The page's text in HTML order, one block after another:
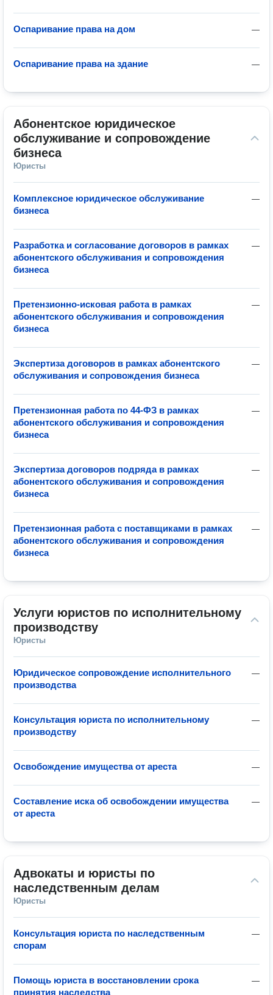
—
Оспаривание права на дом
—
Оспаривание права на здание
Абонентское юридическое
обслуживание и сопровождение
бизнеса
Юристы
—
Комплексное юридическое обслуживание
бизнеса
—
Разработка и согласование договоров в рамках
абонентского обслуживания и сопровождения
бизнеса
—
Претензионно-исковая работа в рамках
абонентского обслуживания и сопровождения
бизнеса
—
Экспертиза договоров в рамках абонентского
обслуживания и сопровождения бизнеса
—
Претензионная работа по 44-ФЗ в рамках
абонентского обслуживания и сопровождения
бизнеса
—
Экспертиза договоров подряда в рамках
абонентского обслуживания и сопровождения
бизнеса
—
Претензионная работа с поставщиками в рамках
абонентского обслуживания и сопровождения
бизнеса
Услуги юристов по исполнительному
производству
Юристы
—
Юридическое сопровождение исполнительного
производства
—
Консультация юриста по исполнительному
производству
—
Освобождение имущества от ареста
—
Составление иска об освобождении имущества
от ареста
Адвокаты и юристы по
наследственным делам
Юристы
—
Консультация юриста по наследственным
спорам
—
Помощь юриста в восстановлении срока
принятия наследства